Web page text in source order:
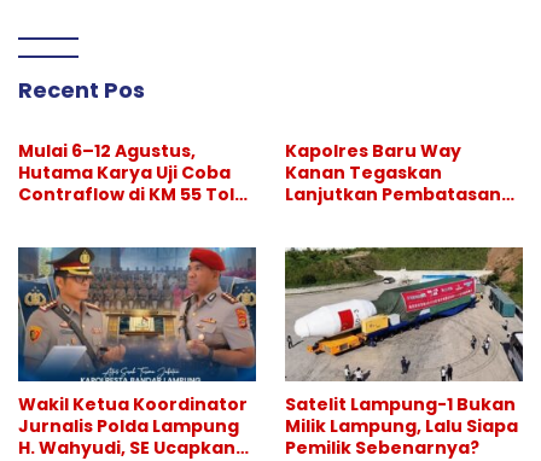
Lampung
Recent Pos
Mulai 6–12 Agustus,
Hutama Karya Uji Coba
Contraflow di KM 55 Tol
Kapolres Baru Way
Kanan Tegaskan
Lanjutkan Pembatasan
Berlanjut
Wakil Ketua Koordinator
Jurnalis Polda Lampung
H. Wahyudi, SE Ucapkan
Satelit Lampung-1 Bukan
Milik Lampung, Lalu Siapa
Pemilik Sebenarnya?